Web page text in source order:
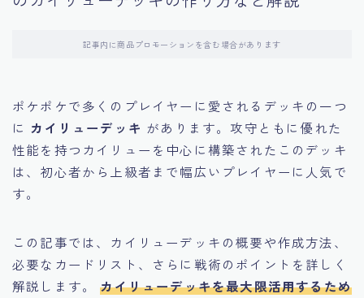
記事内に商品プロモーションを含む場合があります
ポケポケで多くのプレイヤーに愛されるデッキの一つ
に カイリューデッキ があります。攻守ともに優れた
性能を持つカイリューを中心に構築されたこのデッキ
は、初心者から上級者まで幅広いプレイヤーに人気で
す。
この記事では、カイリューデッキの概要や作成方法、
必要なカードリスト、さらに戦術のポイントを詳しく
解説します。カイリューデッキを最大限活用するため